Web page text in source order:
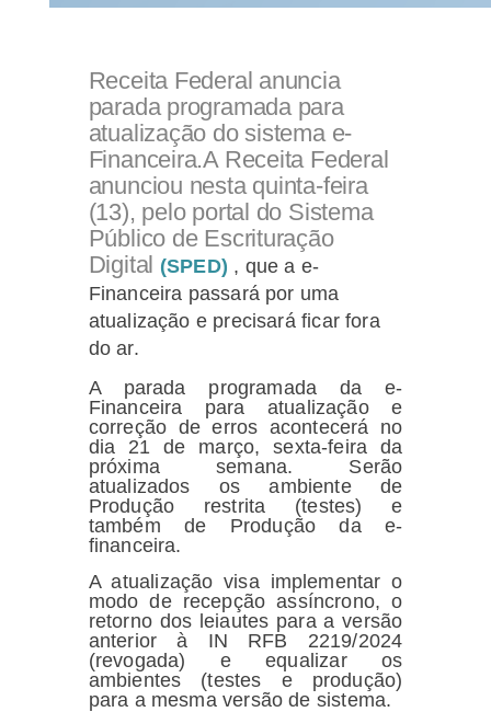
Receita Federal anuncia
parada programada para
atualização do sistema e-
Financeira.A Receita Federal
anunciou nesta quinta-feira
(13), pelo portal do Sistema
Público de Escrituração
Digital (SPED) , que a e-
Financeira passará por uma
atualização e precisará ficar fora
do ar.
A parada programada da e-
Financeira para atualização e
correção de erros acontecerá no
dia 21 de março, sexta-feira da
próxima semana. Serão
atualizados os ambiente de
Produção restrita (testes) e
também de Produção da e-
financeira.
A atualização visa implementar o
modo de recepção assíncrono, o
retorno dos leiautes para a versão
anterior à IN RFB 2219/2024
(revogada) e equalizar os
ambientes (testes e produção)
para a mesma versão de sistema.